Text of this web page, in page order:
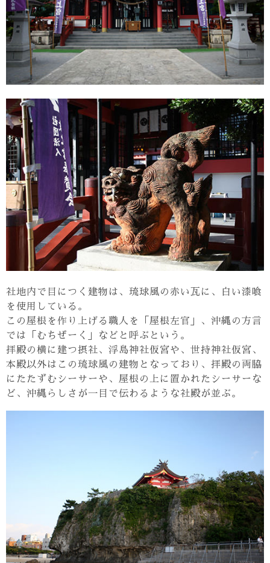
社地内で目につく建物は、琉球風の赤い瓦に、白い漆喰
を使用している。
この屋根を作り上げる職人を「屋根左官」、沖縄の方言
では「むちぜーく」などと呼ぶという。
拝殿の横に建つ摂社、浮島神社仮宮や、世持神社仮宮、
本殿以外はこの琉球風の建物となっており、拝殿の両脇
にたたずむシーサーや、屋根の上に置かれたシーサーな
ど、沖縄らしさが一目で伝わるような社殿が並ぶ。